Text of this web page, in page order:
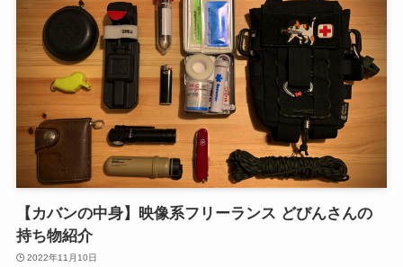
【カバンの中身】映像系フリーランス どびんさんの
持ち物紹介
2022年11月10日